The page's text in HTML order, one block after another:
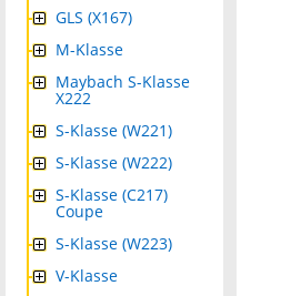
GLS (X167)
M-Klasse
Maybach S-Klasse
X222
S-Klasse (W221)
S-Klasse (W222)
S-Klasse (C217)
Coupe
S-Klasse (W223)
V-Klasse